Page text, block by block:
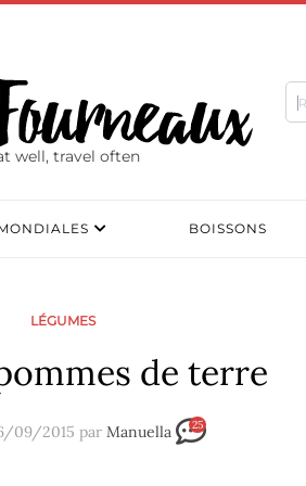
well, travel often
BOISSONS
LÉGUMES
de terre
09/2015 par Manuella 25